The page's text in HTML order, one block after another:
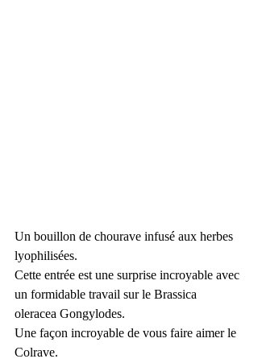
Un bouillon de chourave infusé aux herbes
lyophilisées.
Cette entrée est une surprise incroyable avec
un formidable travail sur le Brassica
oleracea Gongylodes.
Une façon incroyable de vous faire aimer le
Colrave.